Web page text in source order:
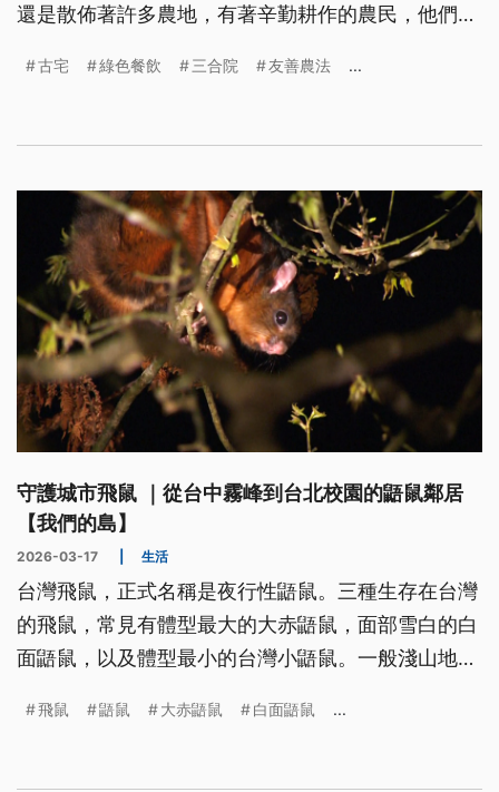
還是散佈著許多農地，有著辛勤耕作的農民，他們用
古宅 綠色餐飲 三合院 友善農法 ...
守護城市飛鼠 ｜從台中霧峰到台北校園的鼯鼠鄰居
【我們的島】
2026-03-17 生活
台灣飛鼠，正式名稱是夜行性鼯鼠。三種生存在台灣
的飛鼠，常見有體型最大的大赤鼯鼠，面部雪白的白
面鼯鼠，以及體型最小的台灣小鼯鼠。一般淺山地
網，守護這群可愛的生物。
飛鼠 鼯鼠 大赤鼯鼠 白面鼯鼠 ...